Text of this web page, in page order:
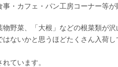
・カフェ・パン工房コーナー等
野菜、「大根」などの根菜類が沢
ないかと思うほどたくさん入荷
ています。